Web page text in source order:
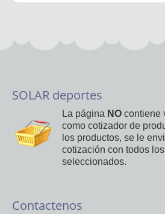
SOLAR deportes
La página NO contiene
como cotizador de
los productos, se le
cotización con todos
seleccionados.
Contactenos